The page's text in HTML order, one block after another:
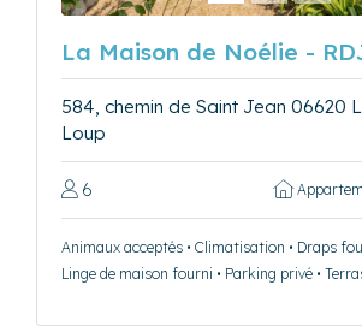
La Maison de Noélie -
584, chemin de Saint Jean 06620
Loup
6
Animaux acceptés • Climatisation • Draps
Linge de maison fourni • Parking privé •